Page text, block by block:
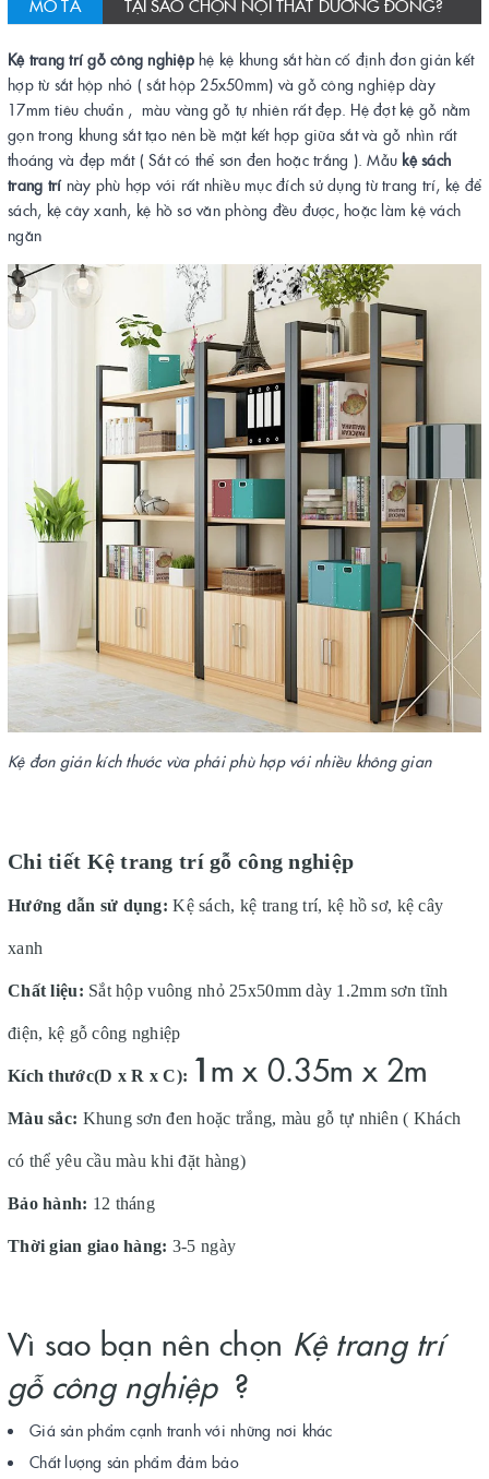
MÔ TẢ TẠI SAO CHỌN NỘI THẤT DƯƠNG ĐÔNG?
Kệ trang trí gỗ công nghiệphệ kệ khung sắt hàn cố định đơn giản kết
hợp từ sắt hộp nhỏ ( sắt hộp 25x50mm) và gỗ công nghiệp dày
17mm tiêu chuẩn , màu vàng gỗ tự nhiên rất đẹp. Hệ đợt kệ gỗ nằm
gọn trong khung sắt tạo nên bề mặt kết hợp giữa sắt và gỗ nhìn rất
thoáng và đẹp mắt ( Sắt có thể sơn đen hoặc trắng ). Mẫu kệ sách
trang trí này phù hợp với rất nhiều mục đích sử dụng từ trang trí, kệ để
sách, kệ cây xanh, kệ hồ sơ văn phòng đều được, hoặc làm kệ vách
ngăn
Kệ đơn giản kích thước vừa phải phù hợp với nhiều không gian
Chi tiết Kệ trang trí gỗ công nghiệp
Hướng dẫn sử dụng: Kệ sách, kệ trang trí, kệ hồ sơ, kệ cây
xanh
Chất liệu: Sắt hộp vuông nhỏ 25x50mm dày 1.2mm sơn tĩnh
điện, kệ gỗ công nghiệp
Kích thước(D x R x C): 1m x 0.35m x 2m
Màu sắc: Khung sơn đen hoặc trắng, màu gỗ tự nhiên ( Khách
có thể yêu cầu màu khi đặt hàng)
Bảo hành: 12 tháng
Thời gian giao hàng: 3-5 ngày
Vì sao bạn nên chọn Kệ trang trí
gỗ công nghiệp ?
Giá sản phẩm cạnh tranh với những nơi khác
Chất lượng sản phẩm đảm bảo